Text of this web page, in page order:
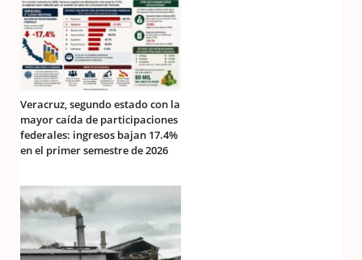
Veracruz, segundo estado con la
mayor caída de participaciones
federales: ingresos bajan 17.4%
en el primer semestre de 2026